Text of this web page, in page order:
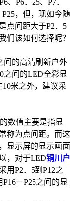
、P6．25、P7．
P25，但，现如今随
点间距大于P2．5
们该如何选择呢？
间的高清刷新户外
之间的LED全彩显
10米之外，建议采
数值主要是指显
称为点间距。而这
显示屏的显示画面
，对于LED铜川户
用P2．5到P12之
－P25之间的显